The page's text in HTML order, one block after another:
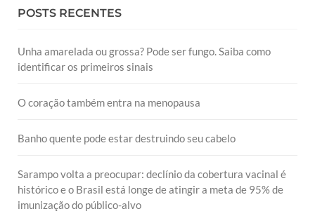
POSTS RECENTES
Unha amarelada ou grossa? Pode ser fungo. Saiba como
identificar os primeiros sinais
O coração também entra na menopausa
Banho quente pode estar destruindo seu cabelo
Sarampo volta a preocupar: declínio da cobertura vacinal é
histórico e o Brasil está longe de atingir a meta de 95% de
imunização do público-alvo